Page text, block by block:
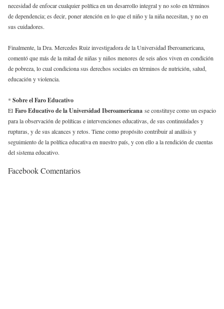
necesidad de enfocar cualquier política en un desarrollo integral y no solo en términos
de dependencia; es decir, poner atención en lo que el niño y la niña necesitan, y no en
sus cuidadores.
Finalmente, la Dra. Mercedes Ruiz investigadora de la Universidad Iberoamericana,
comentó que más de la mitad de niñas y niños menores de seis años viven en condición
de pobreza, lo cual condiciona sus derechos sociales en términos de nutrición, salud,
educación y violencia.
* Sobre el Faro Educativo
El Faro Educativo de la Universidad Iberoamericana se constituye como un espacio
para la observación de políticas e intervenciones educativas, de sus continuidades y
rupturas, y de sus alcances y retos. Tiene como propósito contribuir al análisis y
seguimiento de la política educativa en nuestro país, y con ello a la rendición de cuentas
del sistema educativo.
Facebook Comentarios